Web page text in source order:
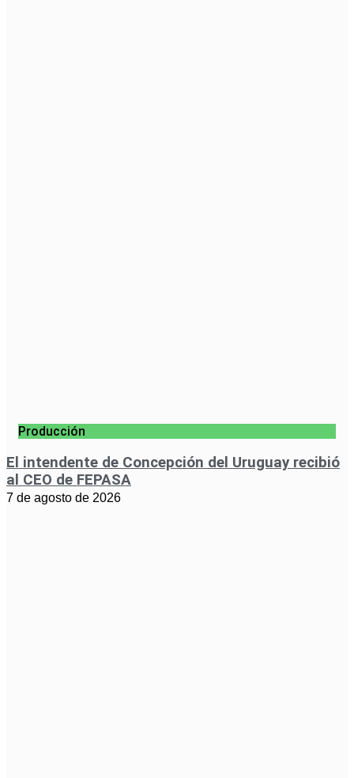
Producción
El intendente de Concepción del Uruguay recibió
al CEO de FEPASA
7 de agosto de 2026